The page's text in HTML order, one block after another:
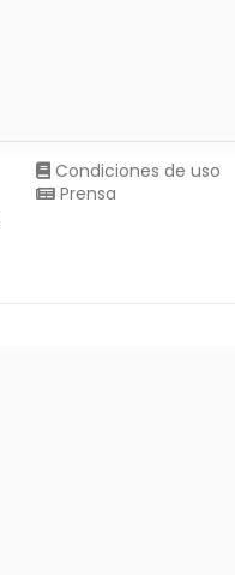
Condiciones de uso
Prensa